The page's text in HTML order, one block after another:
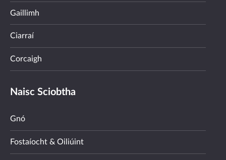
Gaillimh
Ciarraí
Corcaigh
Naisc Sciobtha
Gnó
Fostaíocht & Oiliúint